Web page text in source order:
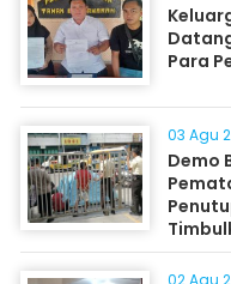
Para
03 Agu
Demo
02 Agu